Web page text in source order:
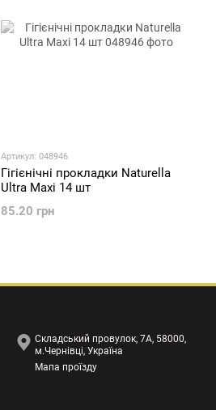
Артикул: 048946
Гігієнічні прокладки Naturella
Ultra Maxi 14 шт
85.20 грн
Складський провулок, 7А, 58000,
м.Чернівці, Україна
Мапа проїзду